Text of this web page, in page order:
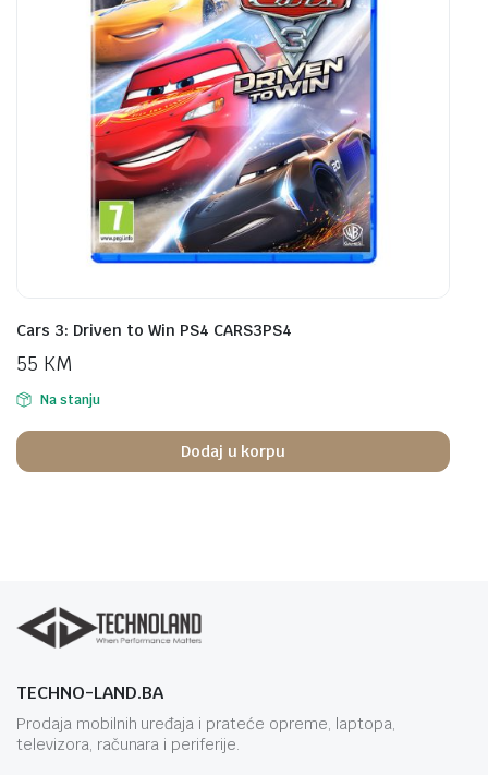
Cars 3: Driven to Win PS4 CARS3PS4
55 KM
Na stanju
Dodaj u korpu
TECHNO-LAND.BA
Prodaja mobilnih uređaja i prateće opreme, laptopa,
televizora, računara i periferije.